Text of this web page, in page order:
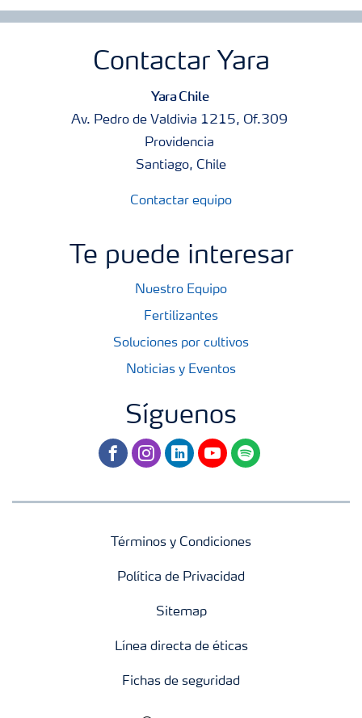
Contactar Yara
Yara Chile
Av. Pedro de Valdivia 1215, Of.309
Providencia
Santiago, Chile
Contactar equipo
Te puede interesar
Nuestro Equipo
Fertilizantes
Soluciones por cultivos
Noticias y Eventos
Síguenos
facebookinstagram
linkedinyoutubespotify
Términos y Condiciones
Política de Privacidad
Sitemap
Línea directa de éticas
Fichas de seguridad